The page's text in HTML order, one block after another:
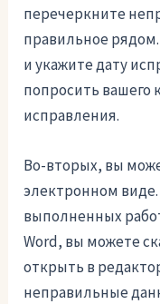
перечеркните
правильное
и укажите дату
попросить вашего
исправления.
Во-вторых, вы
электронном
выполненных
Word, вы можете
открыть в
неправильные